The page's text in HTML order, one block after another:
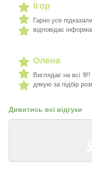
Ігор
Гарно усе
відповідає
Олена
Виглядає на всі
дякую за підбір
Дивитись всі відгуки